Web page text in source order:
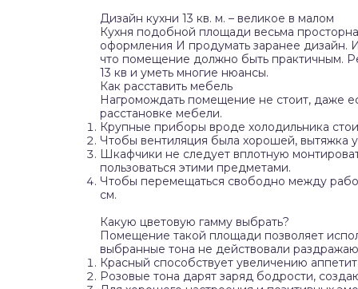
Дизайн кухни 13 кв. м. – великое в малом
Кухня подобной площади весьма
оформления И продумать заранее дизайн.
что помещение должно быть практичным.
13 кв и уметь многие нюансы.
Как расставить мебель
Нагромождать помещение не стоит, даже
расстановке мебели.
Крупные приборы вроде холодильника
Чтобы вентиляция была хорошей, вытяжка
Шкафчики не следует вплотную
пользоваться этими предметами.
Чтобы перемещаться свободно между
см.
Какую цветовую гамму выбрать?
Помещение такой площади позволяет
выбранные тона не действовали
Красный способствует увеличению
Розовые тона дарят заряд бодрости,